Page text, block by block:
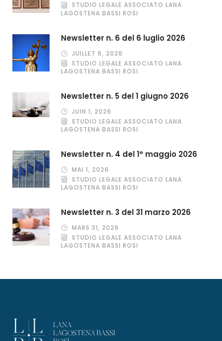
STUDIO LEGALE ASSOCIATO LANA
LAGOSTENA BASSI ROSI
Newsletter n. 6 del 6 luglio 2026
JUILLET 6, 2026
STUDIO LEGALE ASSOCIATO LANA
LAGOSTENA BASSI ROSI
Newsletter n. 5 del 1 giugno 2026
JUIN 1, 2026
STUDIO LEGALE ASSOCIATO LANA
LAGOSTENA BASSI ROSI
Newsletter n. 4 del 1° maggio 2026
MAI 1, 2026
STUDIO LEGALE ASSOCIATO LANA
LAGOSTENA BASSI ROSI
Newsletter n. 3 del 31 marzo 2026
MARS 31, 2026
STUDIO LEGALE ASSOCIATO LANA
LAGOSTENA BASSI ROSI